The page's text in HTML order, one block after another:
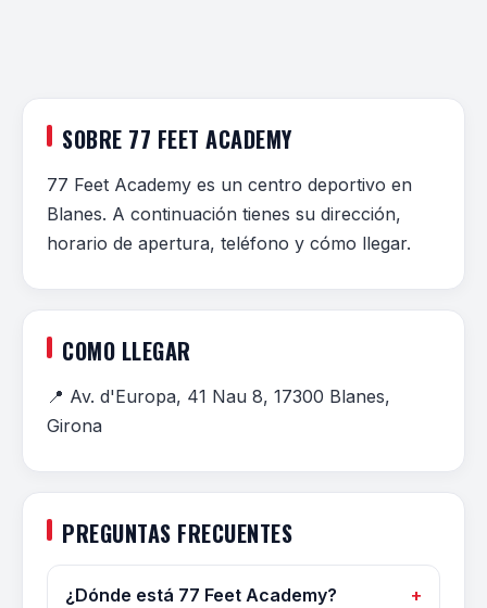
SOBRE 77 FEET ACADEMY
77 Feet Academy es un centro deportivo en
Blanes. A continuación tienes su dirección,
horario de apertura, teléfono y cómo llegar.
COMO LLEGAR
📍 Av. d'Europa, 41 Nau 8, 17300 Blanes,
Girona
PREGUNTAS FRECUENTES
¿Dónde está 77 Feet Academy?